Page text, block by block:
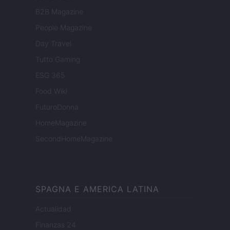
B2B Magazine
People Magazine
Day Travel
Tutto Gaming
ESG 365
Food Wiki
FuturoDonna
HomeMagazine
SecondHomeMagazine
SPAGNA E AMERICA LATINA
Actualidad
Finanzas 24